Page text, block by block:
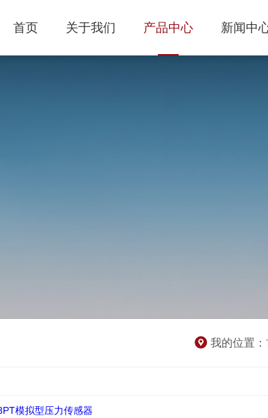
首页 关于我们 产品中心 新闻中
我的位置：